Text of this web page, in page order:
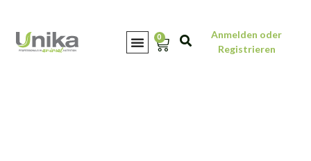
0
Anmelden oder
Registrieren